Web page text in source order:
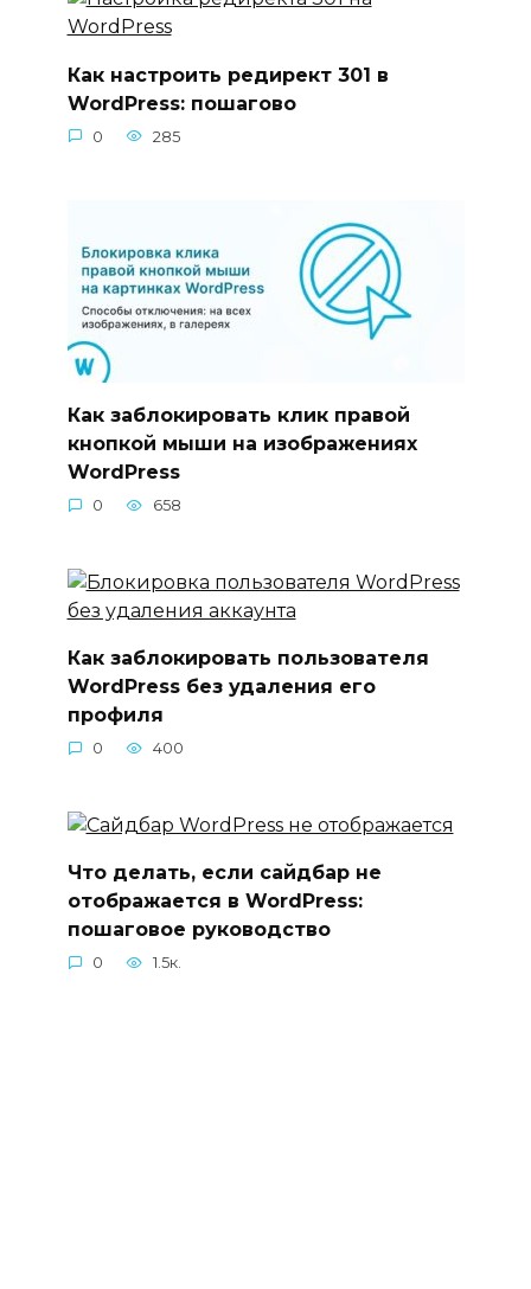
Как настроить редирект 301 в
WordPress: пошагово
0 285
Как заблокировать клик правой
кнопкой мыши на изображениях
WordPress
0 658
Как заблокировать пользователя
WordPress без удаления его
профиля
0 400
Что делать, если сайдбар не
отображается в WordPress:
пошаговое руководство
0 1.5к.